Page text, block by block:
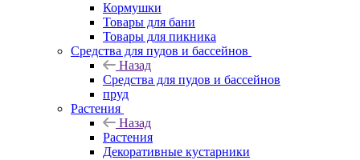
Кормушки
Товары для бани
Товары для пикника
Средства для пудов и бассейнов
Назад
Средства для пудов и бассейнов
пруд
Растения
Назад
Растения
Декоративные кустарники